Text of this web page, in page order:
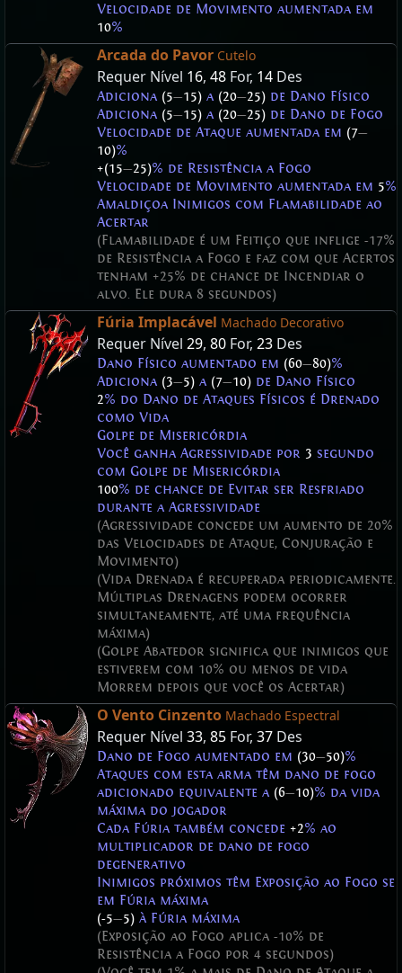
Velocidade de Movimento aumentada em
10%
Arcada do Pavor Cutelo
Requer Nível 16, 48 For, 14 Des
Adiciona (5—15) a (20—25) de Dano Físico
Adiciona (5—15) a (20—25) de Dano de Fogo
Velocidade de Ataque aumentada em (7—
10)%
+(15—25)% de Resistência a Fogo
Velocidade de Movimento aumentada em 5%
Amaldiçoa Inimigos com Flamabilidade ao
Acertar
(Flamabilidade é um Feitiço que inflige -17%
de Resistência a Fogo e faz com que Acertos
tenham +25% de chance de Incendiar o
alvo. Ele dura 8 segundos)
Fúria Implacável Machado Decorativo
Requer Nível 29, 80 For, 23 Des
Dano Físico aumentado em (60—80)%
Adiciona (3—5) a (7—10) de Dano Físico
2% do Dano de Ataques Físicos é Drenado
como Vida
Golpe de Misericórdia
Você ganha Agressividade por 3 segundo
com Golpe de Misericórdia
100% de chance de Evitar ser Resfriado
durante a Agressividade
(Agressividade concede um aumento de 20%
das Velocidades de Ataque, Conjuração e
Movimento)
(Vida Drenada é recuperada periodicamente.
Múltiplas Drenagens podem ocorrer
simultaneamente, até uma frequência
máxima)
(Golpe Abatedor significa que inimigos que
estiverem com 10% ou menos de vida
Morrem depois que você os Acertar)
O Vento Cinzento Machado Espectral
Requer Nível 33, 85 For, 37 Des
Dano de Fogo aumentado em (30—50)%
Ataques com esta arma têm dano de fogo
adicionado equivalente a (6—10)% da vida
máxima do jogador
Cada Fúria também concede +2% ao
multiplicador de dano de fogo
degenerativo
Inimigos próximos têm Exposição ao Fogo se
em Fúria máxima
(-5—5) à Fúria máxima
(Exposição ao Fogo aplica -10% de
Resistência a Fogo por 4 segundos)